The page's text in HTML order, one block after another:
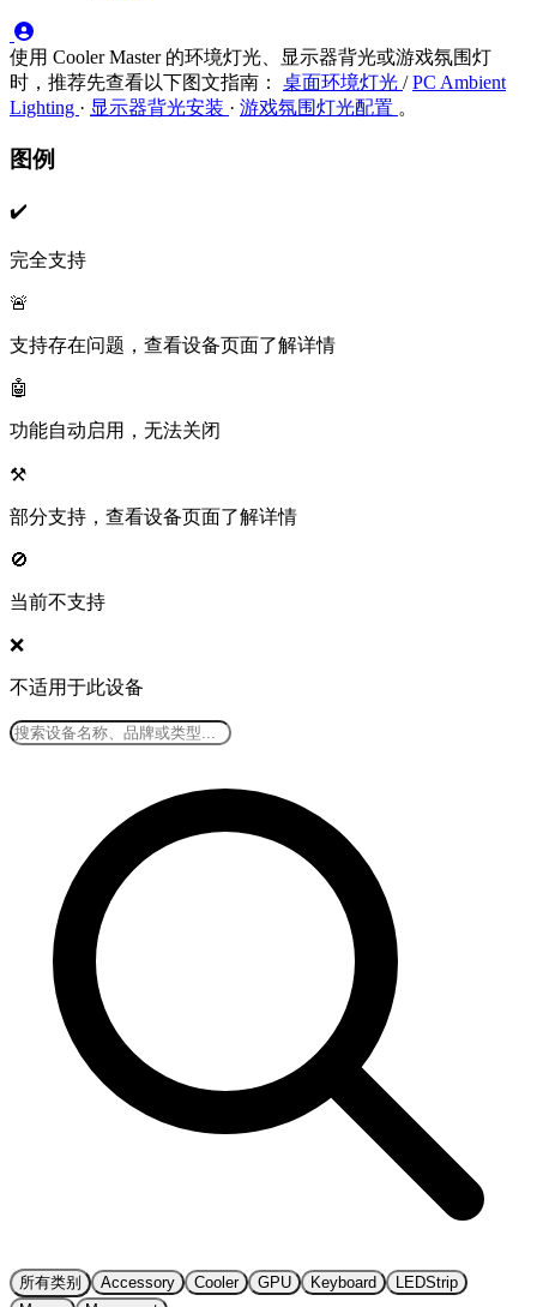
使用 Cooler Master 的环境灯光、显示器背光或游戏氛围灯
时，推荐先查看以下图文指南： 桌面环境灯光 /PC Ambient
Lighting · 显示器背光安装 · 游戏氛围灯光配置 。
图例
✔️
完全支持
🚨
支持存在问题，查看设备页面了解详情
🤖
功能自动启用，无法关闭
⚒️
部分支持，查看设备页面了解详情
🚫
当前不支持
❌
不适用于此设备
所有类别 Accessory Cooler GPU Keyboard
LEDStrip